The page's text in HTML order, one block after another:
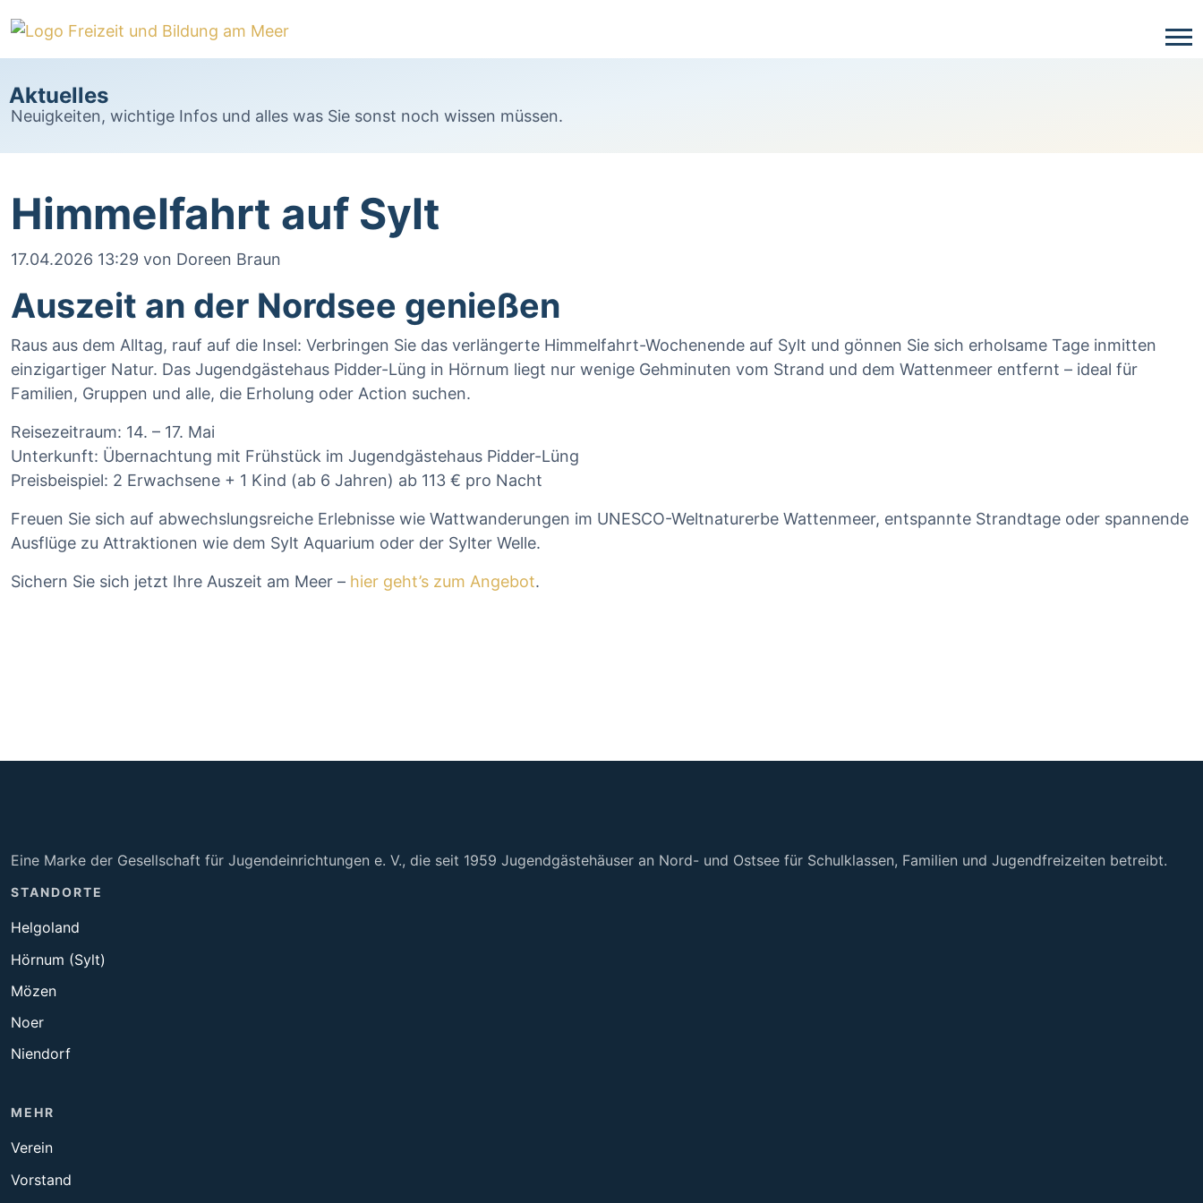
Aktuelles
Neuigkeiten, wichtige Infos und alles was Sie sonst noch wissen müssen.
Himmelfahrt auf Sylt
17.04.2026 13:29 von Doreen Braun
Auszeit an der Nordsee genießen
Raus aus dem Alltag, rauf auf die Insel: Verbringen Sie das verlängerte Himmelfahrt-Wochenende auf Sylt und gönnen Sie sich erholsame Tage inmitten
einzigartiger Natur. Das Jugendgästehaus Pidder-Lüng in Hörnum liegt nur wenige Gehminuten vom Strand und dem Wattenmeer entfernt – ideal für
Familien, Gruppen und alle, die Erholung oder Action suchen.
Reisezeitraum: 14. – 17. Mai
Unterkunft: Übernachtung mit Frühstück im Jugendgästehaus Pidder-Lüng
Preisbeispiel: 2 Erwachsene + 1 Kind (ab 6 Jahren) ab 113 € pro Nacht
Freuen Sie sich auf abwechslungsreiche Erlebnisse wie Wattwanderungen im UNESCO-Weltnaturerbe Wattenmeer, entspannte Strandtage oder spannende
Ausflüge zu Attraktionen wie dem Sylt Aquarium oder der Sylter Welle.
Sichern Sie sich jetzt Ihre Auszeit am Meer – hier geht’s zum Angebot.
Eine Marke der Gesellschaft für Jugendeinrichtungen e. V., die seit 1959 Jugendgästehäuser an Nord- und Ostsee für Schulklassen, Familien und Jugendfreizeiten betreibt.
STANDORTE
Helgoland
Hörnum (Sylt)
Mözen
Noer
Niendorf
MEHR
Verein
Vorstand